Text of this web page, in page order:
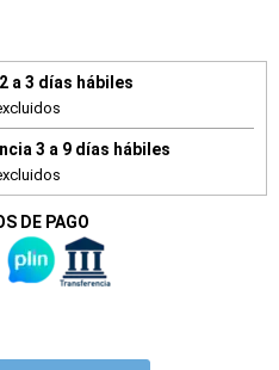
a 3 días hábiles
3 a 9 días hábiles
DE PAGO